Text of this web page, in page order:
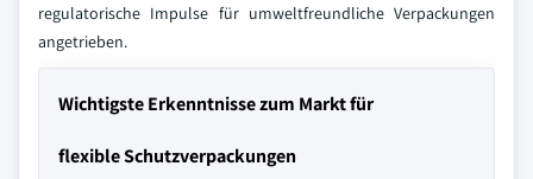
regulatorische Impulse für umweltfreundliche Verpackungen
angetrieben.
Wichtigste Erkenntnisse zum Markt für
flexible Schutzverpackungen